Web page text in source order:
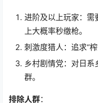
进阶及以上玩家：需
上大概率秒缴枪。
刺激度猎人：追求“
乡村剧情党：对日系
群。
排除人群：